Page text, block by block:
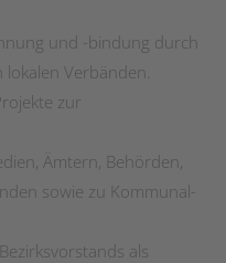
und -bindung durch
Verbänden.
zur
Ämtern, Behörden,
sowie zu Kommunal-
als